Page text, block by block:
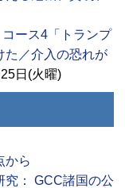
ース4「トランプ
た／介入の恐れが
日(火曜)
から
究： GCC諸国の公